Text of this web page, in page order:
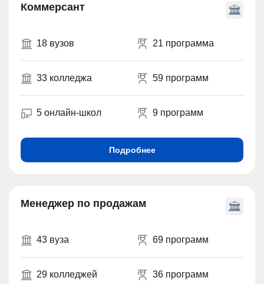
Коммерсант
18 вузов 21 программа
33 колледжа 59 программ
5 онлайн-школ 9 программ
Подробнее
Менеджер по продажам
43 вуза 69 программ
29 колледжей 36 программ